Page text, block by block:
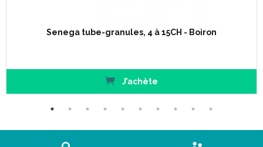
Senega tube-granules, 4 à 15CH - Boiron
J’achète